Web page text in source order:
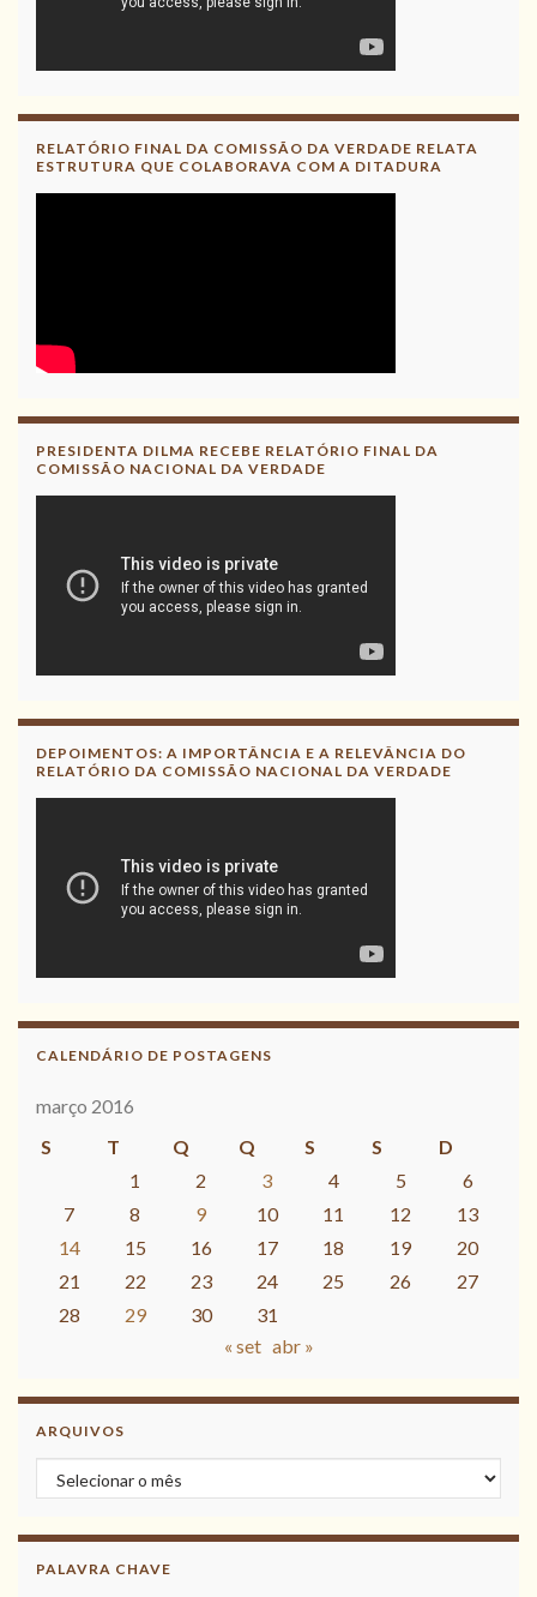
RELATÓRIO FINAL DA COMISSÃO DA VERDADE RELATA
ESTRUTURA QUE COLABORAVA COM A DITADURA
PRESIDENTA DILMA RECEBE RELATÓRIO FINAL DA
COMISSÃO NACIONAL DA VERDADE
DEPOIMENTOS: A IMPORTÂNCIA E A RELEVÂNCIA DO
RELATÓRIO DA COMISSÃO NACIONAL DA VERDADE
CALENDÁRIO DE POSTAGENS
março 2016
S
T Q Q S S
D
1
2 3 4 5
6
7
8 9 10 11 12
13
14
15 16 17 18 19
20
21
22 23 24 25 26
27
28
29 30
31
« set abr »
ARQUIVOS
Arquivos
PALAVRA CHAVE